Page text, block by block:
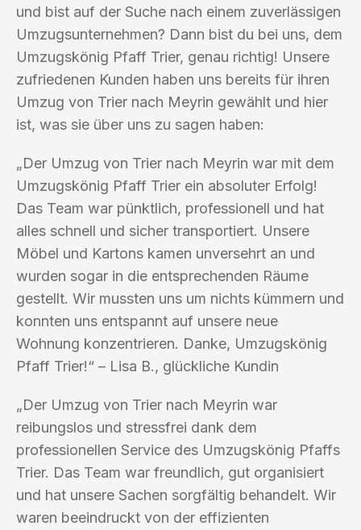
und bist auf der Suche nach einem zuverlässigen
Umzugsunternehmen? Dann bist du bei uns, dem
Umzugskönig Pfaff Trier, genau richtig! Unsere
zufriedenen Kunden haben uns bereits für ihren
Umzug von Trier nach Meyrin gewählt und hier
ist, was sie über uns zu sagen haben:
„Der Umzug von Trier nach Meyrin war mit dem
Umzugskönig Pfaff Trier ein absoluter Erfolg!
Das Team war pünktlich, professionell und hat
alles schnell und sicher transportiert. Unsere
Möbel und Kartons kamen unversehrt an und
wurden sogar in die entsprechenden Räume
gestellt. Wir mussten uns um nichts kümmern und
konnten uns entspannt auf unsere neue
Wohnung konzentrieren. Danke, Umzugskönig
Pfaff Trier!“ – Lisa B., glückliche Kundin
„Der Umzug von Trier nach Meyrin war
reibungslos und stressfrei dank dem
professionellen Service des Umzugskönig Pfaffs
Trier. Das Team war freundlich, gut organisiert
und hat unsere Sachen sorgfältig behandelt. Wir
waren beeindruckt von der effizienten